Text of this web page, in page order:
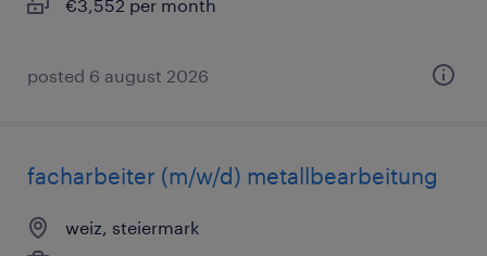
€3,552 per month
posted 6 august 2026
facharbeiter (m/w/d) metallbearbeitung
weiz, steiermark